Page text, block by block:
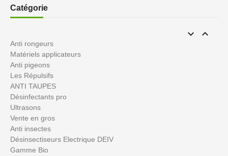
Catégorie
 
Anti rongeurs
Matériels applicateurs
Anti pigeons
Les Répulsifs
ANTI TAUPES
Désinfectants pro
Ultrasons
Vente en gros
Anti insectes
Désinsectiseurs Electrique DEIV
Gamme Bio